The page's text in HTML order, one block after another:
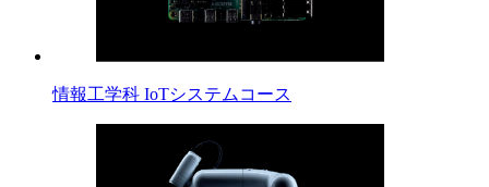
情報工学科 IoTシステムコース